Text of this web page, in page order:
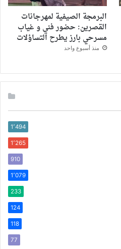
البرمجة الصيفية لمهرجانات
القصرين: حضور فني و غياب
مسرحي بارز يطرح التساؤلات
منذ أسبوع واحد
1٬494
1٬265
910
1٬079
233
124
118
77